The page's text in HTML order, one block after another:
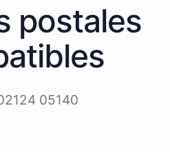
postales
05140